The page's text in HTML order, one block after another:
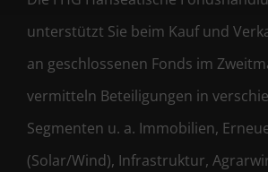
unterstützt Sie beim Kauf und
an geschlossenen Fonds im
vermitteln Beteiligungen in
Segmenten u. a. Immobilien,
(Solar/Wind), Infrastruktur,